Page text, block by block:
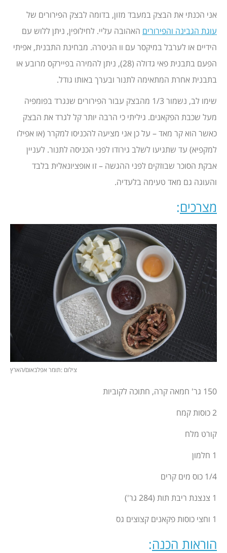
אני הכנתי את הבצק במעבד מזון, בדומה לבצק הפירורים של
עוגת הגבינה והפירורים האהובה עליי. לחילופין, ניתן ללוש עם
הידיים או לערבל במיקסר עם וו הגיטרה. מבחינת התבנית, אפיתי
הפעם בתבנית פאי גדולה (28), ניתן להמירה בפיירקס מרובע או
בתבנית אחרת המתאימה לתנור ובערך באותו גודל.
שימו לב, נשמור 1/3 מהבצק עבור הפירורים שנגרד בפומפיה
מעל שכבת הפקאנים. גיליתי כי הרבה יותר קל לגרד את הבצק
כאשר הוא קר מאד – על כן אני מציעה להכניסו למקרר (או אפילו
למקפיא) עד שתגיעו לשלב גירודו לפני הכניסה לתנור. לעניין
אבקת הסוכר שבוזקים לפני ההגשה – זו אופציונאלית בלבד
והעוגה גם מאד טעימה בלעדיה.
מצרכים:
צילום :תומר אפלבאום/הארץ
150 גר' חמאה קרה, חתוכה לקוביות
2 כוסות קמח
קורט מלח
1 חלמון
1/4 כוס מים קרים
1 צנצנת ריבת תות (284 גר')
1 וחצי כוסות פקאנים קצוצים גס
הוראות הכנה: